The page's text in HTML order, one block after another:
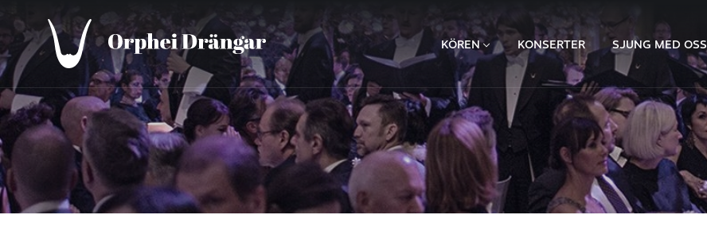
KÖREN KONSERTER SJUNG MED OSS